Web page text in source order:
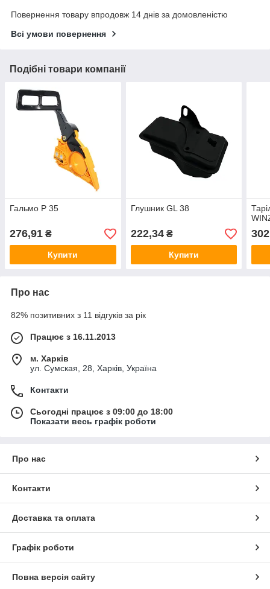
Повернення товару впродовж 14 днів за домовленістю
Всі умови повернення
Подібні товари компанії
Гальмо P 35
276,91 ₴
Купити
Глушник GL 38
222,34₴
Купити
Про нас
82% позитивних з 11 відгуків за рік
Працює з 16.11.2013
м. Харків
ул. Сумская, 28, Харків, Україна
Контакти
Сьогодні працює з 09:00 до 18:00
Показати весь графік роботи
Про нас
Контакти
Доставка та оплата
Графік роботи
Повна версія сайту